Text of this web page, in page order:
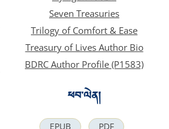
Seven Treasuries
Trilogy of Comfort & Ease
Treasury of Lives Author Bio
BDRC Author Profile (P1583)
ཕབ་ལེན།
EPUB PDF